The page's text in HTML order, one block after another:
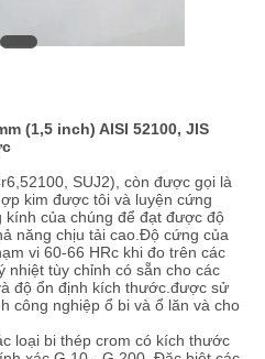
(1,5 inch) AISI 52100, JIS
SUJ2), còn được gọi là
kim được tôi và luyện cứng
của chúng để đạt được độ
năng chịu tải cao.Độ cứng của
vi 60-66 HRc khi đo trên các
nhiệt tùy chỉnh có sẵn cho các
độ ổn định kích thước.được sử
công nghiệp ổ bi và ổ lăn và cho
loại bi thép crom có ​​kích thước